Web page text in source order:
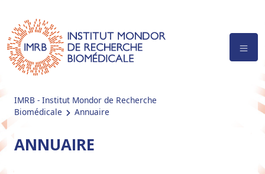
IMRB - Institut Mondor de Recherche
Biomédicale
Annuaire
ANNUAIRE